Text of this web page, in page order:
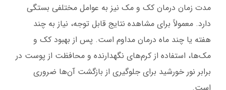
مدت زمان درمان کک و مک نیز به عوامل مختلفی بستگی
دارد. معمولاً برای مشاهده نتایج قابل توجه، نیاز به چند
هفته یا چند ماه درمان مداوم است. پس از بهبود کک و
مک‌ها، استفاده از کرم‌های نگهدارنده و محافظت از پوست در
برابر نور خورشید برای جلوگیری از بازگشت آن‌ها ضروری